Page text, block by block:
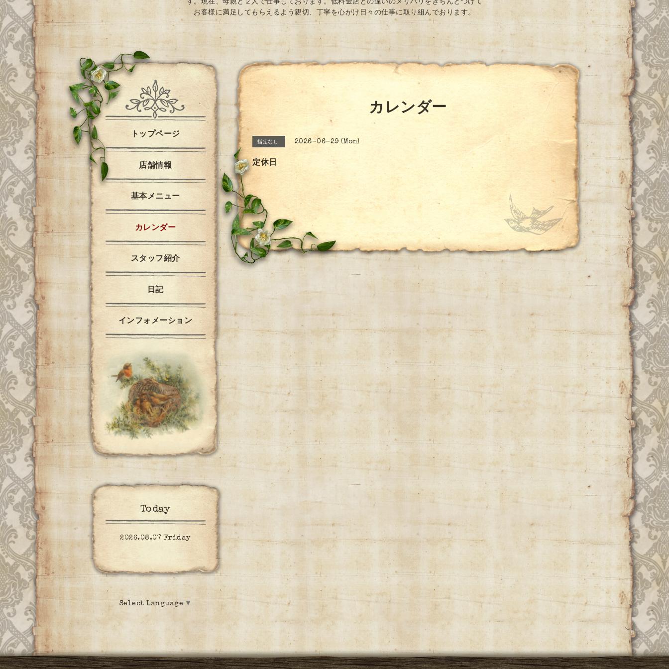
す。現在、母親と２人で仕事しております。低料金店との違いのメリハリをきちんとつけて
お客様に満足してもらえるよう親切、丁寧を心がけ日々の仕事に取り組んでおります。
カレンダー
指定なし 2026-06-29 (Mon)
定休日
トップページ
店舗情報
基本メニュー
カレンダー
スタッフ紹介
日記
インフォメーション
Today
2026.08.07 Friday
Select Language ▼